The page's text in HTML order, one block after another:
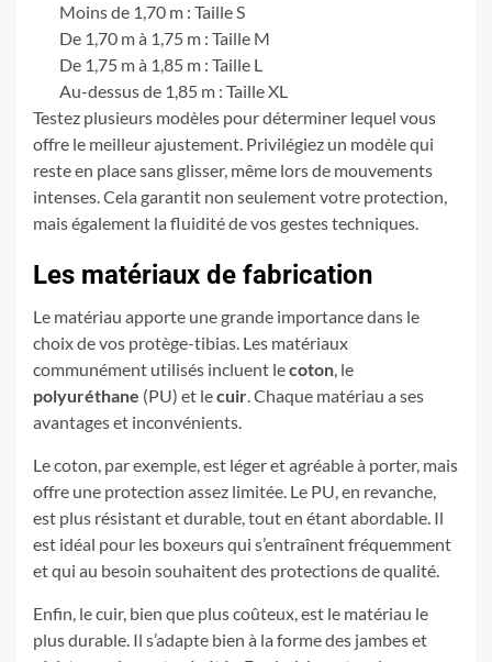
Moins de 1,70 m : Taille S
De 1,70 m à 1,75 m : Taille M
De 1,75 m à 1,85 m : Taille L
Au-dessus de 1,85 m : Taille XL
Testez plusieurs modèles pour déterminer lequel vous
offre le meilleur ajustement. Privilégiez un modèle qui
reste en place sans glisser, même lors de mouvements
intenses. Cela garantit non seulement votre protection,
mais également la fluidité de vos gestes techniques.
Les matériaux de fabrication
Le matériau apporte une grande importance dans le
choix de vos protège-tibias. Les matériaux
communément utilisés incluent lecoton, le
polyuréthane (PU) et lecuir. Chaque matériau a ses
avantages et inconvénients.
Le coton, par exemple, est léger et agréable à porter, mais
offre une protection assez limitée. Le PU, en revanche,
est plus résistant et durable, tout en étant abordable. Il
est idéal pour les boxeurs qui s’entraînent fréquemment
et qui au besoin souhaitent des protections de qualité.
Enfin, le cuir, bien que plus coûteux, est le matériau le
plus durable. Il s’adapte bien à la forme des jambes et